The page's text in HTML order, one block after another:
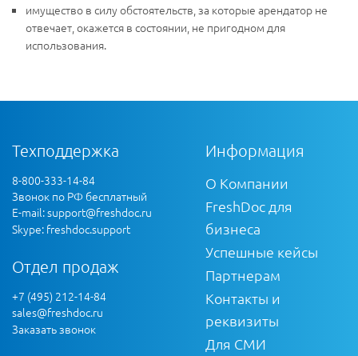
имущество в силу обстоятельств, за которые арендатор не
отвечает, окажется в состоянии, не пригодном для
использования.
Техподдержка
8-800-333-14-84
Звонок по РФ бесплатный
E-mail:support@freshdoc.ru
Skype: freshdoc.support
Отдел продаж
+7 (495) 212-14-84
sales@freshdoc.ru
Заказать звонок
Информация
О Компании
FreshDoc для
бизнеса
Успешные кейсы
Партнерам
Контакты и
реквизиты
Для СМИ